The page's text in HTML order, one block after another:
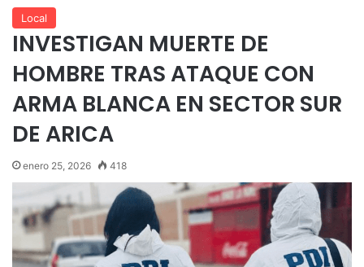
Local
INVESTIGAN MUERTE DE
HOMBRE TRAS ATAQUE CON
ARMA BLANCA EN SECTOR SUR
DE ARICA
enero 25, 2026 418